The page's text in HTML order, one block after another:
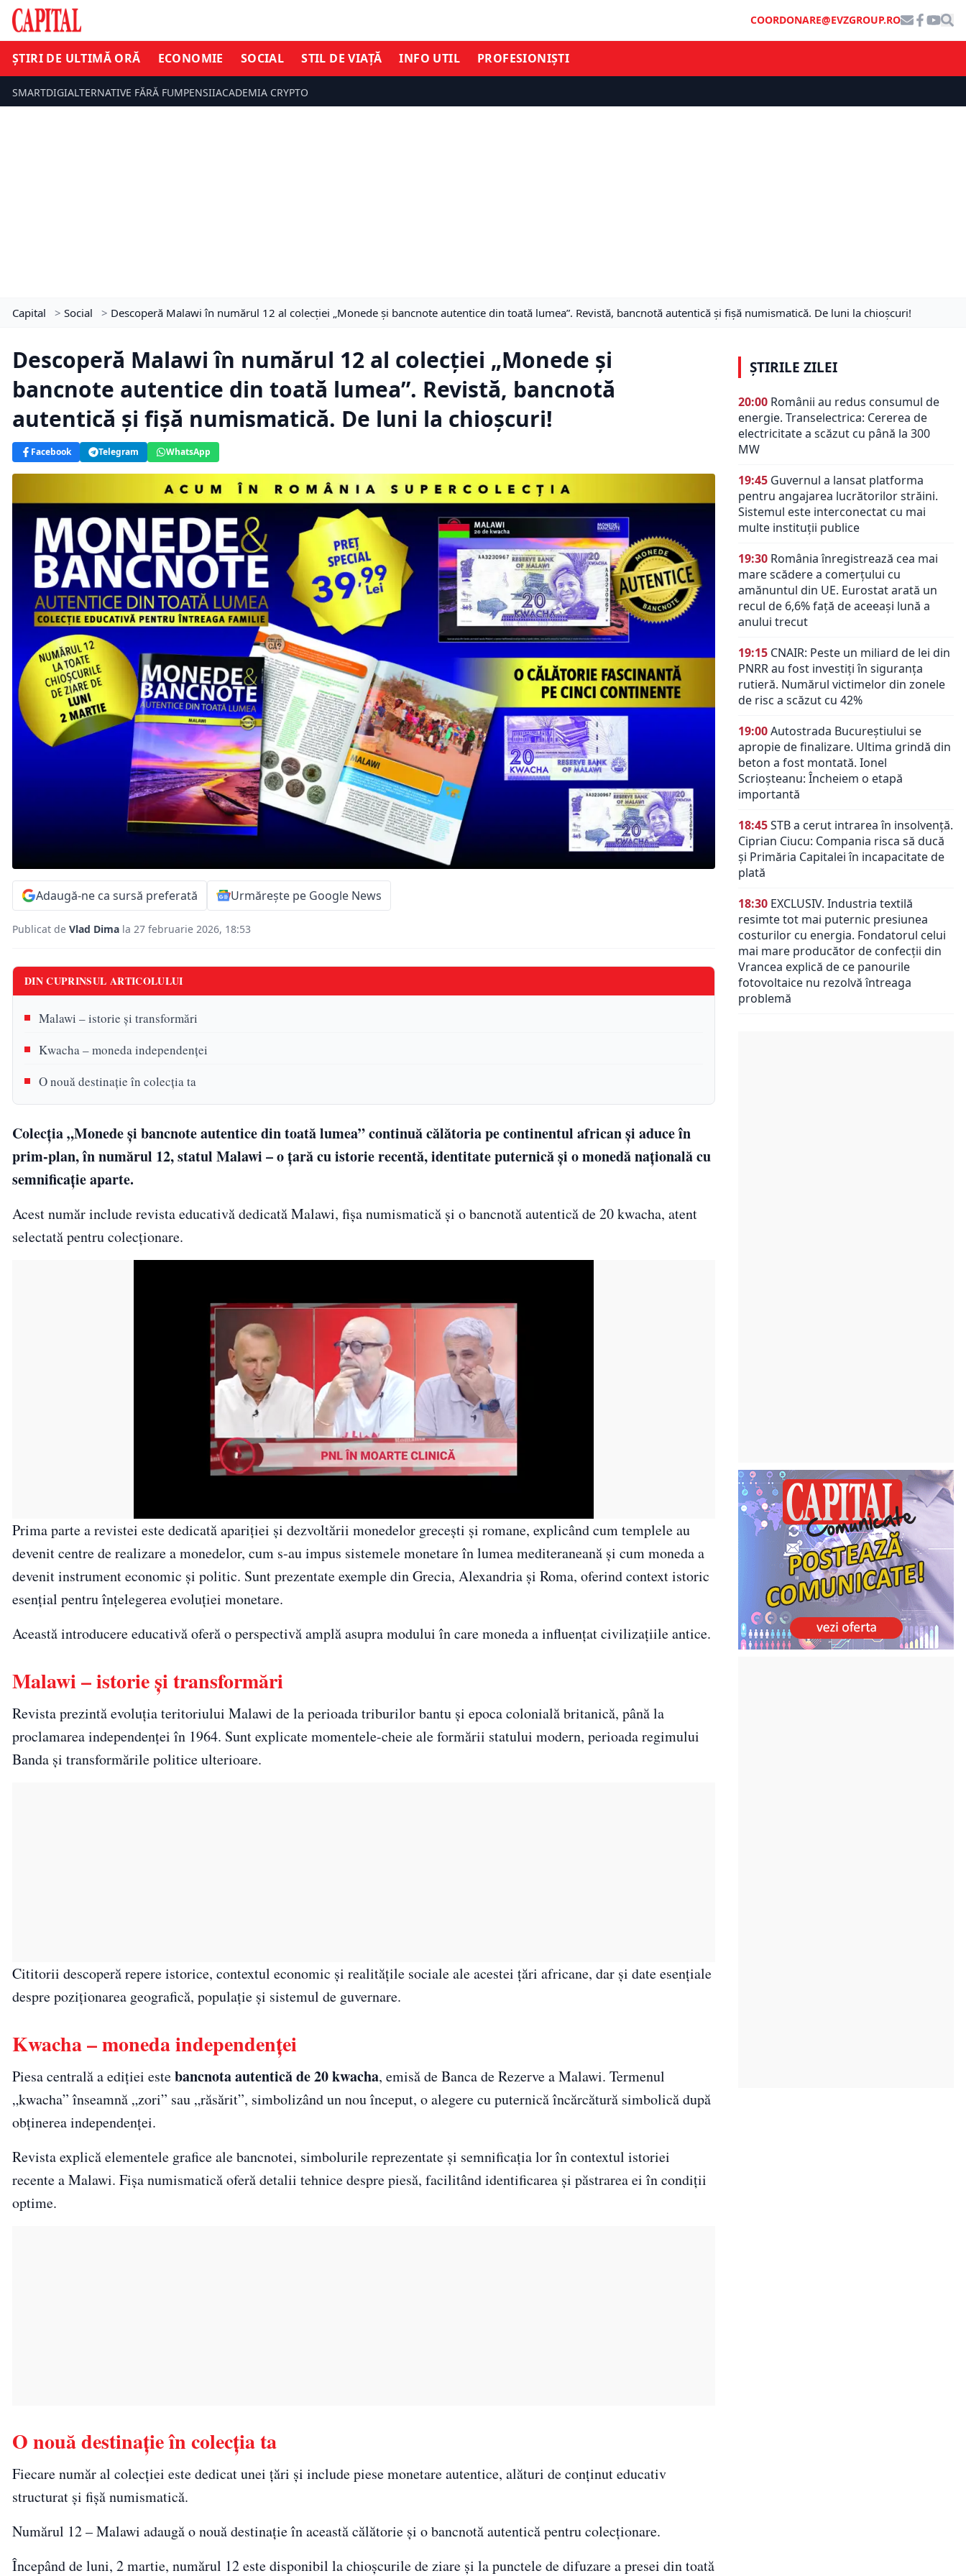
COORDONARE@EVZGROUP.RO
ȘTIRI DE ULTIMĂ ORĂ ECONOMIE SOCIAL STIL DE VIAȚĂ INFO UTIL PROFESIONIȘTI
SMARTDIGIALTERNATIVE FĂRĂ FUMPENSIIACADEMIA CRYPTO
Capital > Social > Descoperă Malawi în numărul 12 al colecției „Monede și bancnote autentice din toată lumea”. Revistă, bancnotă autentică și fișă numismatică. De luni la chioșcuri!
Descoperă Malawi în numărul 12 al colecției „Monede și
bancnote autentice din toată lumea”. Revistă, bancnotă
autentică și fișă numismatică. De luni la chioșcuri!
Facebook Telegram WhatsApp
Adaugă-ne ca sursă preferată Urmărește pe Google News
Publicat de Vlad Dima la 27 februarie 2026, 18:53
DIN CUPRINSUL ARTICOLULUI
Malawi – istorie și transformări
Kwacha – moneda independenței
O nouă destinație în colecția ta
Colecția „Monede și bancnote autentice din toată lumea” continuă călătoria pe continentul african și aduce în
prim-plan, în numărul 12, statul Malawi – o țară cu istorie recentă, identitate puternică și o monedă națională cu
semnificație aparte.
Acest număr include revista educativă dedicată Malawi, fișa numismatică și o bancnotă autentică de 20 kwacha, atent
selectată pentru colecționare.
Prima parte a revistei este dedicată apariției și dezvoltării monedelor grecești și romane, explicând cum templele au
devenit centre de realizare a monedelor, cum s-au impus sistemele monetare în lumea mediteraneană și cum moneda a
devenit instrument economic și politic. Sunt prezentate exemple din Grecia, Alexandria și Roma, oferind context istoric
esențial pentru înțelegerea evoluției monetare.
Această introducere educativă oferă o perspectivă amplă asupra modului în care moneda a influențat civilizațiile antice.
Malawi – istorie și transformări
Revista prezintă evoluția teritoriului Malawi de la perioada triburilor bantu și epoca colonială britanică, până la
proclamarea independenței în 1964. Sunt explicate momentele-cheie ale formării statului modern, perioada regimului
Banda și transformările politice ulterioare.
Cititorii descoperă repere istorice, contextul economic și realitățile sociale ale acestei țări africane, dar și date esențiale
despre poziționarea geografică, populație și sistemul de guvernare.
Kwacha – moneda independenței
Piesa centrală a ediției estebancnota autentică de 20 kwacha, emisă de Banca de Rezerve a Malawi. Termenul
„kwacha” înseamnă „zori” sau „răsărit”, simbolizând un nou început, o alegere cu puternică încărcătură simbolică după
obținerea independenței.
Revista explică elementele grafice ale bancnotei, simbolurile reprezentate și semnificația lor în contextul istoriei
recente a Malawi. Fișa numismatică oferă detalii tehnice despre piesă, facilitând identificarea și păstrarea ei în condiții
optime.
O nouă destinație în colecția ta
Fiecare număr al colecției este dedicat unei țări și include piese monetare autentice, alături de conținut educativ
structurat și fișă numismatică.
Numărul 12 – Malawi adaugă o nouă destinație în această călătorie și o bancnotă autentică pentru colecționare.
Începând de luni, 2 martie, numărul 12 este disponibil la chioșcurile de ziare și la punctele de difuzare a presei din toată
ȘTIRILE ZILEI
20:00 Românii au redus consumul de
energie. Transelectrica: Cererea de
electricitate a scăzut cu până la 300
MW
19:45 Guvernul a lansat platforma
pentru angajarea lucrătorilor străini.
Sistemul este interconectat cu mai
multe instituții publice
19:30 România înregistrează cea mai
mare scădere a comerțului cu
amănuntul din UE. Eurostat arată un
recul de 6,6% față de aceeași lună a
anului trecut
19:15 CNAIR: Peste un miliard de lei din
PNRR au fost investiți în siguranța
rutieră. Numărul victimelor din zonele
de risc a scăzut cu 42%
19:00Autostrada Bucureștiului se
apropie de finalizare. Ultima grindă din
beton a fost montată. Ionel
Scrioșteanu: Încheiem o etapă
importantă
18:45STB a cerut intrarea în insolvență.
Ciprian Ciucu: Compania risca să ducă
și Primăria Capitalei în incapacitate de
plată
18:30 EXCLUSIV. Industria textilă
resimte tot mai puternic presiunea
costurilor cu energia. Fondatorul celui
mai mare producător de confecții din
Vrancea explică de ce panourile
fotovoltaice nu rezolvă întreaga
problemă